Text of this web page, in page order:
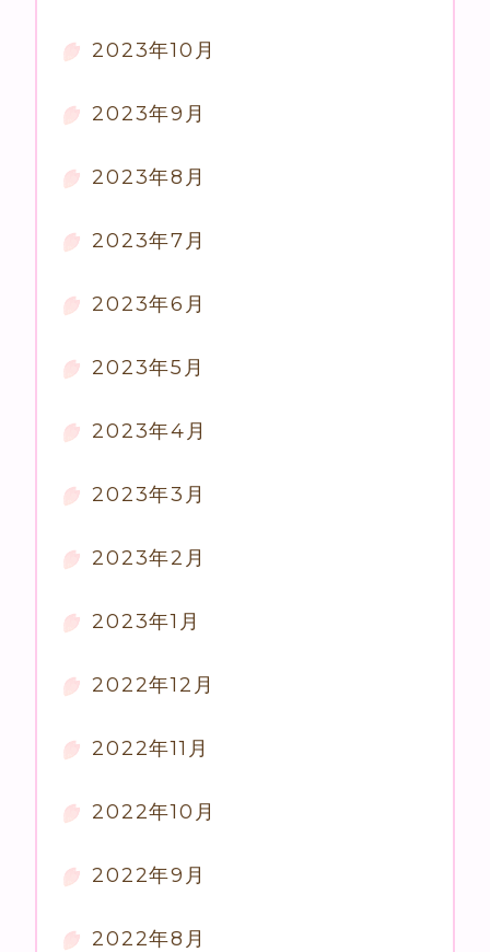
2023年10月
2023年9月
2023年8月
2023年7月
2023年6月
2023年5月
2023年4月
2023年3月
2023年2月
2023年1月
2022年12月
2022年11月
2022年10月
2022年9月
2022年8月